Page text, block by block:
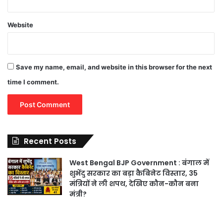
Website
Save my name, email, and website in this browser for the next
time I comment.
Recent Posts
West Bengal BJP Government : बंगाल में
शुभेंदु सरकार का बड़ा कैबिनेट विस्तार, 35
मंत्रियों ने ली शपथ, देखिए कौन-कौन बना
मंत्री?